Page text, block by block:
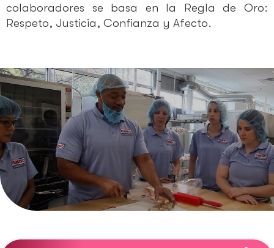
colaboradores se basa en la Regla de Oro:
Respeto, Justicia, Confianza y Afecto.